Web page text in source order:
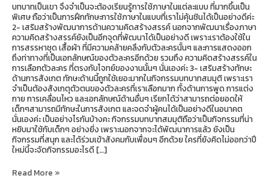
บทบาทเป็นเขา จึงจำเป็นจะต้องเรียนรู้การใช้ภาษาในแต่ละแบบ ที่มากขึ้นเป็น
พิเศษ ถือว่าเป็นการฝึกทักษะการใช้ภาษาในแบบที่เราไม่คุ้นชินได้เป็นอย่างดีค่ะ
2- เสริมสร้างพัฒนาการด้านความคิดสร้างสรรค์ นอกจากพัฒนาเรื่องภาษา
ความคิดสร้างสรรค์ยังเป็นอีกจุดที่พัฒนาได้เป็นอย่างดี เพราะเราต้องใช้ใน
การสรรหาชุด เสื้อผ้า ที่มีความคล้ายคลึงกับตัวละครนั้นๆ และการแสดงออก
ถึงท่าทางที่เป็นเอกลักษณ์ของตัวละครอีกด้วย รวมถึง ความคิดสร้างสรรค์ใน
การเลือกตัวละคร ที่ตรงกับโจทย์ของงานนั้นๆ นั่นเองค่ะ 3- เสริมสร้างทักษะ
ด้านการสังเกต ทักษะด้านนี้ถูกใช้เยอะมากในกิจกรรมบทบาทสมมุติ เพราะเรา
จำเป็นต้องสังเกตุตัวตนของตัวละครที่เราเลือกมาก ทั้งด้านการพูด การแต่ง
กาย การเคลื่อนไหว และเอกลักษณ์ด้านอื่นๆ เรียกได้ว่าสามารถต่อยอดให้
เด็กๆสามารถมีทักษะในการสังเกต และจดจำผู้คนได้เป็นอย่างดีในอนาคต
นั่นเองค่ะ เป็นอย่างไรกันบ้างคะ กิจกรรมบทบาทสมมุติถือว่าเป็นกิจกรรมที่น่า
หยิบมาใช้กับเด็กๆ อย่างยิ่ง เพราะนอกจากจะได้พัฒนาการแล้ว ยังเป็น
กิจกรรมที่สนุก และได้ร่วมเข้าสังคมกับเพื่อนๆ อีกด้วย ใครที่ยังคิดไม่ออกว่าปี
ใหม่นี้จะจัดกิจกรรมอะไรดี […]
Read More »